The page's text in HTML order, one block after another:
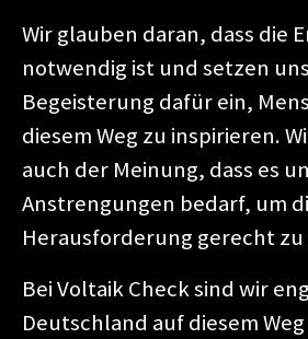
Wir glauben daran, dass die
notwendig ist und setzen
Begeisterung dafür ein,
diesem Weg zu inspirieren.
auch der Meinung, dass es
Anstrengungen bedarf, um
Herausforderung gerecht
Bei Voltaik Check sind wir
Deutschland auf diesem